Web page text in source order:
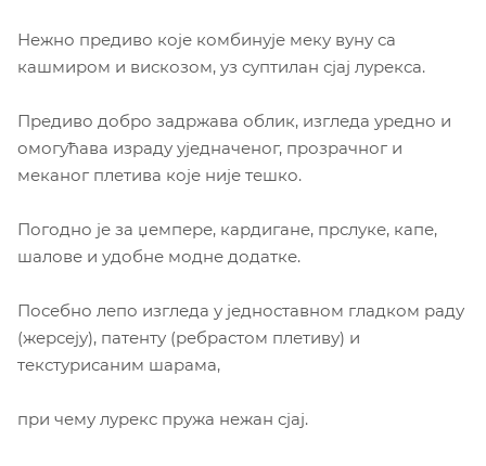
Нежно предиво које комбинује меку вуну са
кашмиром и вискозом, уз суптилан сјај лурекса.
Предиво добро задржава облик, изгледа уредно и
омогућава израду уједначеног, прозрачног и
меканог плетива које није тешко.
Погодно је за џемпере, кардигане, прслуке, капе,
шалове и удобне модне додатке.
Посебно лепо изгледа у једноставном гладком раду
(жерсеју), патенту (ребрастом плетиву) и
текстурисаним шарама,
при чему лурекс пружа нежан сјај.